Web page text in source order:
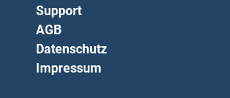
Support
AGB
Datenschutz
Impressum